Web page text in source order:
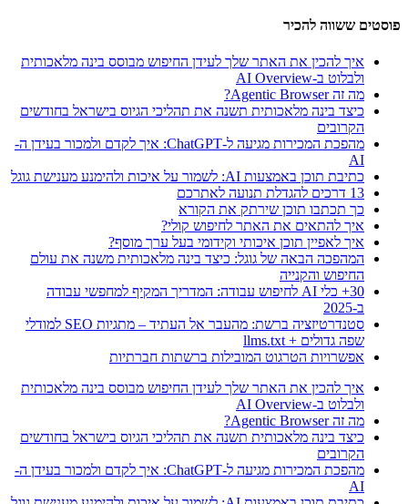
פוסטים ששווה להכיר
איך להכין את האתר שלך לעידן החיפוש מבוסס בינה מלאכותית
ולבלוט ב-AI Overview
מה זה Agentic Browser?
כיצד בינה מלאכותית תשנה את תהליכי הגיוס בישראל בחודשים
הקרובים
מהפכת המכירות מגיעה ל-ChatGPT: איך לקדם ולמכור בעידן ה-
AI
כתיבת תוכן באמצעות AI: לשמור על איכות ולהימנע מענישת גוגל
13 דרכים להגדלת תנועה לאתרכם
כך תכתבו תוכן שירתק את הקורא
איך להתאים את האתר לחיפוש קולי?
איך לאפיין תוכן איכותי וקידומי בעל ערך מוסף?
המהפכה הבאה של גוגל: כיצד בינה מלאכותית משנה את עולם
החיפוש והקנייה
30+ כלי AI לחיפוש עבודה: המדריך המקיף למחפשי עבודה
ב-2025
סטנדרטיזציה ברשת: מהעבר אל העתיד – מתגיות SEO למודלי
שפה גדולים + llms.txt
אפשרויות הטרגוט המובילות ברשתות חברתיות
איך להכין את האתר שלך לעידן החיפוש מבוסס בינה מלאכותית
ולבלוט ב-AI Overview
מה זה Agentic Browser?
כיצד בינה מלאכותית תשנה את תהליכי הגיוס בישראל בחודשים
הקרובים
מהפכת המכירות מגיעה ל-ChatGPT: איך לקדם ולמכור בעידן ה-
AI